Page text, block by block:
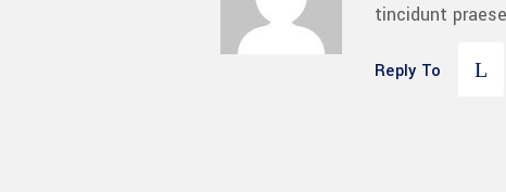
tincidunt
Reply To